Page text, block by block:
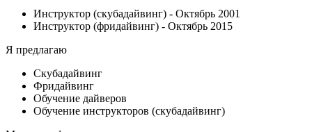
Инструктор (скубадайвинг) - Октябрь 2001
Инструктор (фридайвинг) - Октябрь 2015
Я предлагаю
Cкубадайвинг
Фридайвинг
Обучение дайверов
Обучение инструкторов (скубадайвинг)